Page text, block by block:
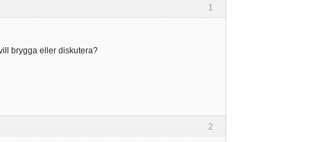
1
brygga eller diskutera?
2